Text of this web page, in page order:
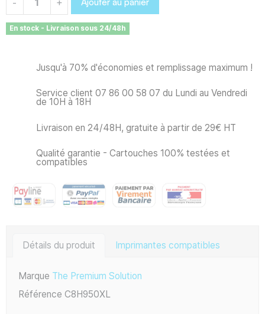
- +
En stock - Livraison sous 24/48h
Jusqu'à 70% d'économies et remplissage maximum !
Service client 07 86 00 58 07 du Lundi au Vendredi
de 10H à 18H
Livraison en 24/48H, gratuite à partir de 29€ HT
Qualité garantie - Cartouches 100% testées et
compatibles
Détails du produit Imprimantes compatibles
Marque The Premium Solution
Référence C8H950XL